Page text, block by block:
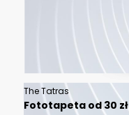
The Tatras
Fototapeta od 30 zł